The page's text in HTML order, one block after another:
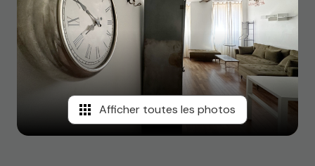
Afficher toutes les photos